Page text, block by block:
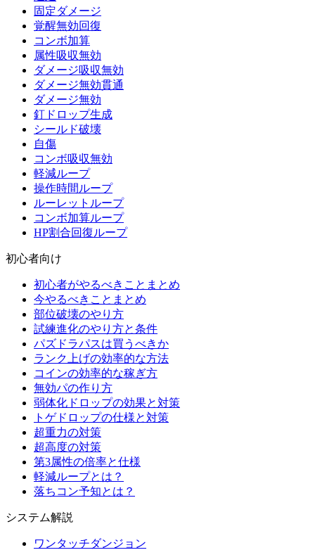
固定ダメージ
覚醒無効回復
コンボ加算
属性吸収無効
ダメージ吸収無効
ダメージ無効貫通
ダメージ無効
釘ドロップ生成
シールド破壊
自傷
コンボ吸収無効
軽減ループ
操作時間ループ
ルーレットループ
コンボ加算ループ
HP割合回復ループ
初心者向け
初心者がやるべきことまとめ
今やるべきことまとめ
部位破壊のやり方
試練進化のやり方と条件
パズドラパスは買うべきか
ランク上げの効率的な方法
コインの効率的な稼ぎ方
無効パの作り方
弱体化ドロップの効果と対策
トゲドロップの仕様と対策
超重力の対策
超高度の対策
第3属性の倍率と仕様
軽減ループとは？
落ちコン予知とは？
システム解説
ワンタッチダンジョン